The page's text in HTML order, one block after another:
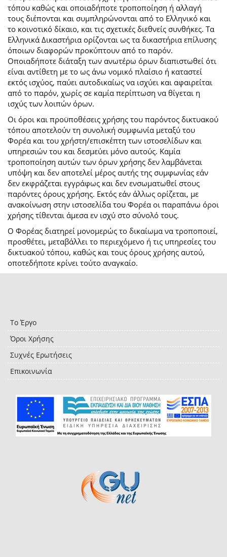
τόπου καθώς και οποιαδήποτε τροποποίηση ή αλλαγή
τους διέπονται και συμπληρώνονται από το Ελληνικό και
το κοινοτικό δίκαιο, και τις σχετικές διεθνείς συνθήκες. Τα
Ελληνικά Δικαστήρια ορίζονται ως τα δικαστήρια επίλυσης
όποιων διαφορών προκύπτουν από το παρόν.
Οποιαδήποτε διάταξη των ανωτέρω όρων διαπιστωθεί ότι
είναι αντίθετη με το ως άνω νομικό πλαίσιο ή καταστεί
εκτός ισχύος, παύει αυτοδικαίως να ισχύει και αφαιρείται
από το παρόν, χωρίς σε καμία περίπτωση να θίγεται η
ισχύς των λοιπών όρων.
Οι όροι και προϋποθέσεις χρήσης του παρόντος δικτυακού
τόπου αποτελούν τη συνολική συμφωνία μεταξύ του
Φορέα και του χρήστη/επισκέπτη των ιστοσελίδων και
υπηρεσιών του και δεσμεύει μόνο αυτούς. Καμία
τροποποίηση αυτών των όρων χρήσης δεν λαμβάνεται
υπόψη και δεν αποτελεί μέρος αυτής της συμφωνίας εάν
δεν εκφράζεται εγγράφως και δεν ενσωματωθεί στους
παρόντες όρους χρήσης. Εκτός εάν άλλως ορίζεται, με
ανακοίνωση στην ιστοσελίδα του Φορέα οι παραπάνω όροι
χρήσης τίθενται άμεσα εν ισχύ στο σύνολό τους.
Ο Φορέας διατηρεί μονομερώς το δικαίωμα να τροποποιεί,
προσθέτει, μεταβάλλει το περιεχόμενο ή τις υπηρεσίες του
δικτυακού τόπου, καθώς και τους όρους χρήσης αυτού,
οποτεδήποτε κρίνει τούτο αναγκαίο.
Το Έργο
Όροι Χρήσης
Συχνές Ερωτήσεις
Επικοινωνία